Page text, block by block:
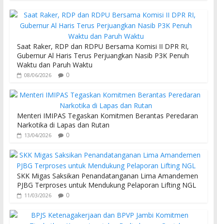
e
b
o
o
k
itt
er
at
s
A
p
p
Saat Raker, RDP dan RDPU Bersama Komisi II DPR RI,
Gubernur Al Haris Terus Perjuangkan Nasib P3K Penuh
Waktu dan Paruh Waktu
08/06/2026 0
Menteri IMIPAS Tegaskan Komitmen Berantas Peredaran
Narkotika di Lapas dan Rutan
13/04/2026 0
SKK Migas Saksikan Penandatanganan Lima Amandemen
PJBG Terproses untuk Mendukung Pelaporan Lifting NGL
11/03/2026 0